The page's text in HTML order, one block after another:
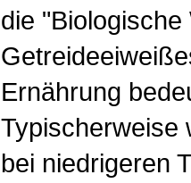
die
Ernährung
Typischerweise
bei niedrigeren